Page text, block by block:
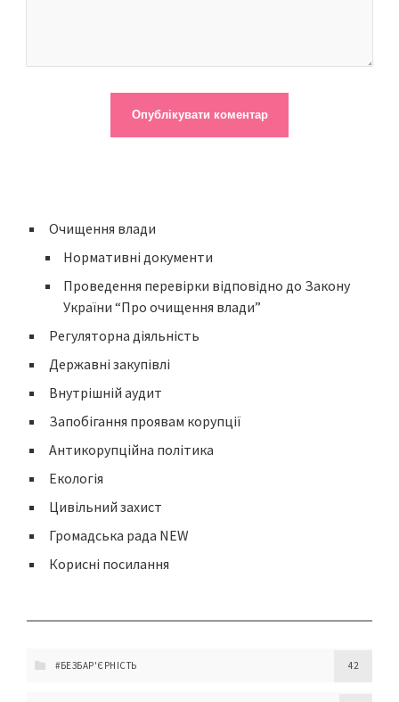
Очищення влади
Нормативні документи
Проведення перевірки відповідно до Закону
України “Про очищення влади”
Регуляторна діяльність
Державні закупівлі
Внутрішній аудит
Запобігання проявам корупції
Антикорупційна політика
Екологія
Цивільний захист
Громадська рада NEW
Корисні посилання
#БЕЗБАР'ЄРНІСТЬ 42